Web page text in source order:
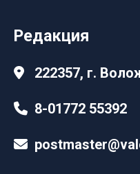
Редакция
222357, г.
8-01772 55392